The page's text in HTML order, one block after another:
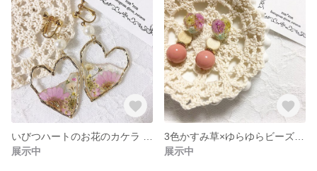
展示中
展示中